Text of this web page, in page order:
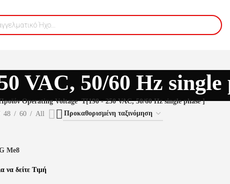
VAC, 50/60 Hz single
Operating Voltage T[190 - 250 VAC, 50/60 Hz single phase ]
48 60 All
Me8
να δείτε Τιμή